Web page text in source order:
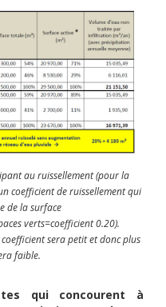
au ruissellement (pour la
coefficient de ruissellement qui
de la surface
verts=coefficient 0.20).
sera petit et donc plus
faible.
qui concourent à